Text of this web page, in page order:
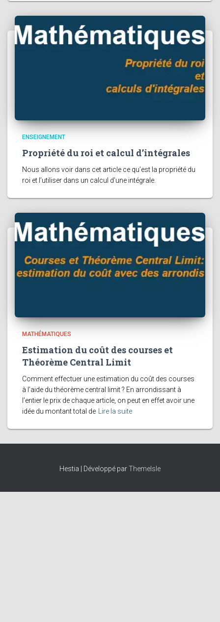
ENSEIGNEMENT
Propriété du roi et calcul d’intégrales
Nous allons voir dans cet article ce qu’est la propriété du
roi et l’utiliser dans un calcul d’une intégrale.
MATHÉMATIQUES
Estimation du coût des courses et
Théorème Central Limit
Comment effectuer une estimation du coût des courses
à l’aide du théorème central limit ? En arrondissant à
l’entier le prix de chaque article, on peut en effet avoir une
idée du montant total de Lire la suite
Hestia | Développé parThemeIsle